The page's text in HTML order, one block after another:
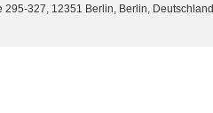
327, 12351 Berlin, Berlin,